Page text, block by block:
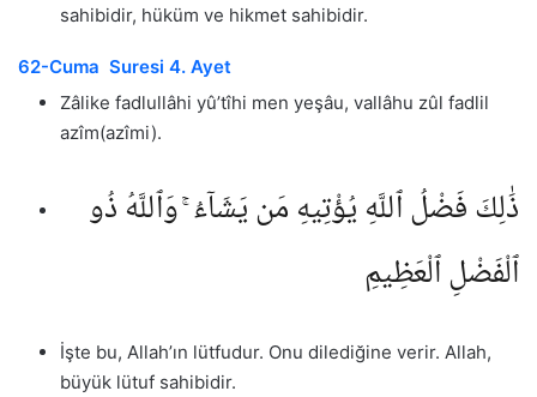
sahibidir, hüküm ve hikmet sahibidir.
62-Cuma Suresi 4. Ayet
Zâlike fadlullâhi yû’tîhi men yeşâu, vallâhu zûl fadlil
azîm(azîmi).
ذَٰلِكَ فَضْلُ ٱللَّهِ يُؤْتِيهِ مَن يَشَآءُ ۚ وَٱللَّهُ ذُو
ٱلْفَضْلِ ٱلْعَظِيمِ
İşte bu, Allah’ın lütfudur. Onu dilediğine verir. Allah,
büyük lütuf sahibidir.